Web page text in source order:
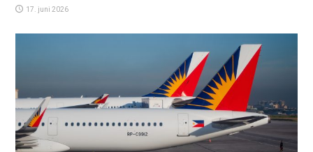
17. juni 2026